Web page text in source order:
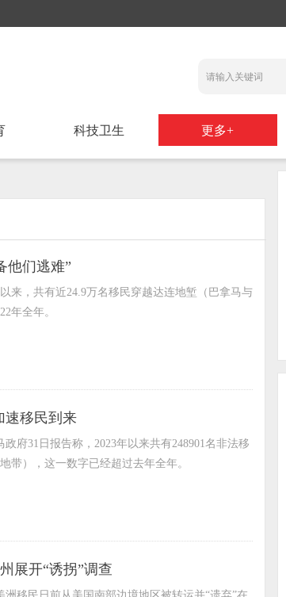
科技卫生 更多+
他们逃难”
来，共有近24.9万名移民穿越达连地堑（巴拿马与
年全年。
速移民到来
府31日报告称，2023年以来共有248901名非法移
带），这一数字已经超过去年全年。
展开“诱拐”调查